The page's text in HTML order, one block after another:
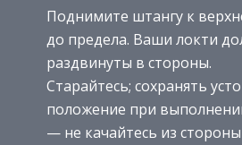
Поднимите штангу к
до предела. Ваши локти
раздвинуты в стороны.
Старайтесь; сохранять
положение при
— не качайтесь из